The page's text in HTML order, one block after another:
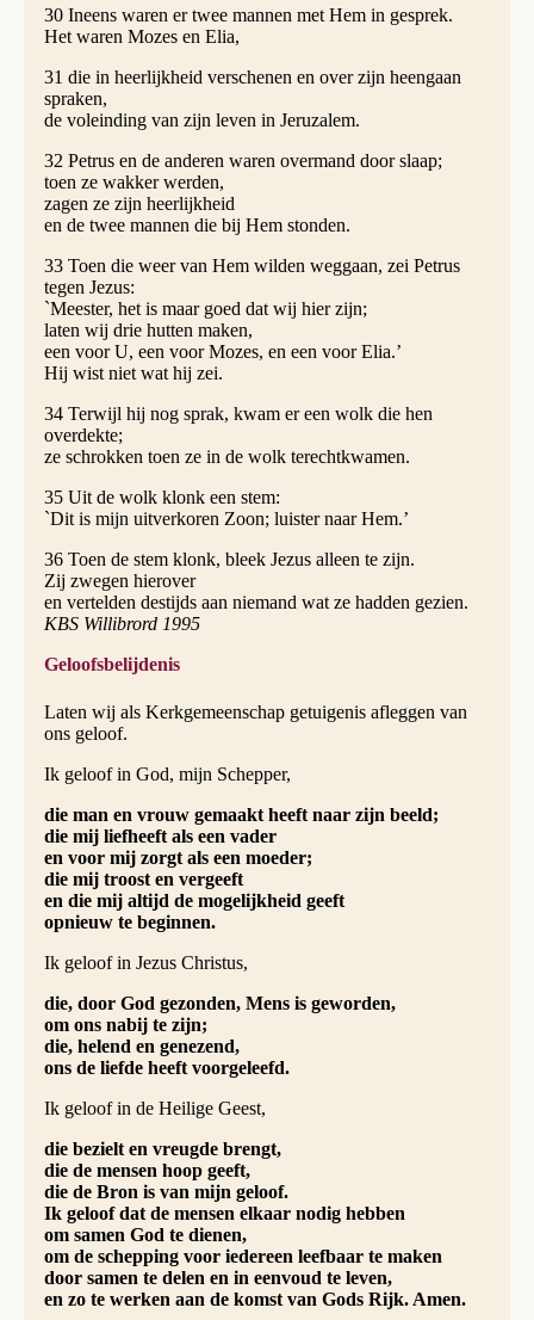
30 Ineens waren er twee mannen met Hem in gesprek.
Het waren Mozes en Elia,
31 die in heerlijkheid verschenen en over zijn heengaan
spraken,
de voleinding van zijn leven in Jeruzalem.
32 Petrus en de anderen waren overmand door slaap;
toen ze wakker werden,
zagen ze zijn heerlijkheid
en de twee mannen die bij Hem stonden.
33 Toen die weer van Hem wilden weggaan, zei Petrus
tegen Jezus:
`Meester, het is maar goed dat wij hier zijn;
laten wij drie hutten maken,
een voor U, een voor Mozes, en een voor Elia.’
Hij wist niet wat hij zei.
34 Terwijl hij nog sprak, kwam er een wolk die hen
overdekte;
ze schrokken toen ze in de wolk terechtkwamen.
35 Uit de wolk klonk een stem:
`Dit is mijn uitverkoren Zoon; luister naar Hem.’
36 Toen de stem klonk, bleek Jezus alleen te zijn.
Zij zwegen hierover
en vertelden destijds aan niemand wat ze hadden gezien.
KBS Willibrord 1995
Geloofsbelijdenis
Laten wij als Kerkgemeenschap getuigenis afleggen van
ons geloof.
Ik geloof in God, mijn Schepper,
die man en vrouw gemaakt heeft naar zijn beeld;
die mij liefheeft als een vader
en voor mij zorgt als een moeder;
die mij troost en vergeeft
en die mij altijd de mogelijkheid geeft
opnieuw te beginnen.
Ik geloof in Jezus Christus,
die, door God gezonden, Mens is geworden,
om ons nabij te zijn;
die, helend en genezend,
ons de liefde heeft voorgeleefd.
Ik geloof in de Heilige Geest,
die bezielt en vreugde brengt,
die de mensen hoop geeft,
die de Bron is van mijn geloof.
Ik geloof dat de mensen elkaar nodig hebben
om samen God te dienen,
om de schepping voor iedereen leefbaar te maken
door samen te delen en in eenvoud te leven,
en zo te werken aan de komst van Gods Rijk. Amen.